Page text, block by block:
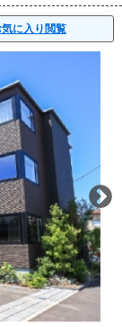
気に入り閲覧